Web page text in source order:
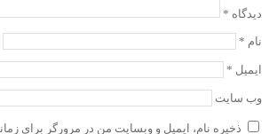
دیدگاه *
نام *
ایمیل *
وب‌ سایت
ذخیره نام، ایمیل و وبسایت من در مرورگر برای